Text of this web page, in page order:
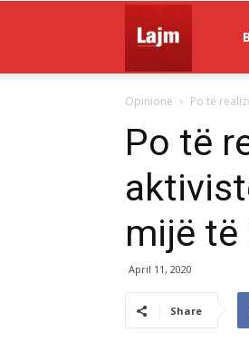
Lajm
Opinione Po të
Po të
mijë të
April 11, 2020
Share